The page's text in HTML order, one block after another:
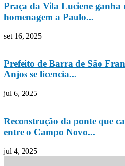
Praça da Vila Luciene ganha
homenagem a Paulo...
set 16, 2025
Prefeito de Barra de São
Anjos se licencia...
jul 6, 2025
Reconstrução da ponte que
entre o Campo Novo...
jul 4, 2025